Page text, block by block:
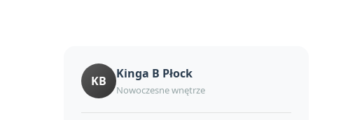
KB Kinga B Płock
Nowoczesne wnętrze